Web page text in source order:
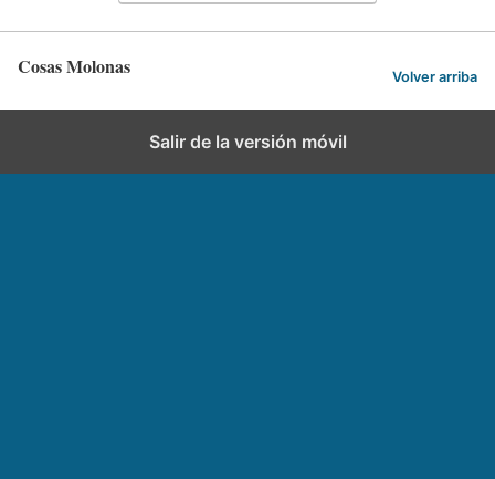
Cosas Molonas Volver arriba
Salir de la versión móvil